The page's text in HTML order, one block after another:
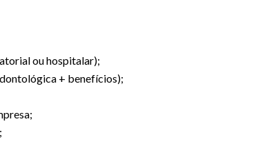
ou hospitalar);
+ benefícios);